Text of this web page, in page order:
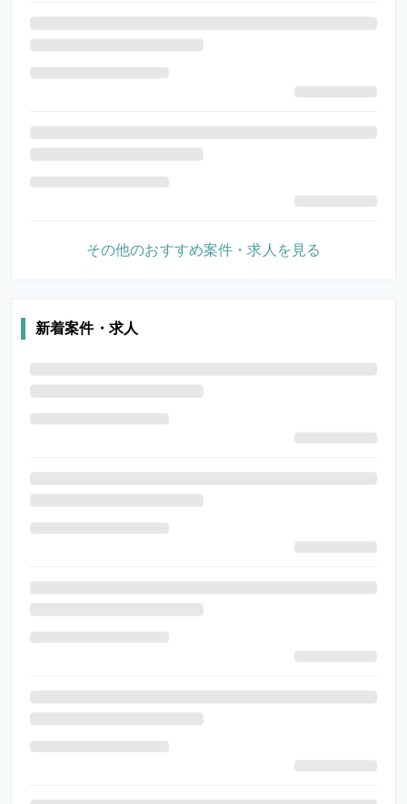
その他のおすすめ案件・求人を見る
新着案件・求人